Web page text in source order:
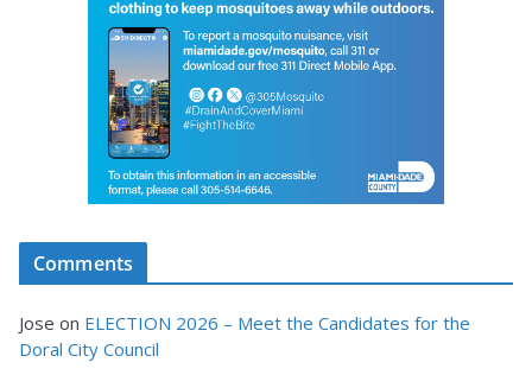
Comments
Jose on ELECTION 2026 – Meet the Candidates for the
Doral City Council